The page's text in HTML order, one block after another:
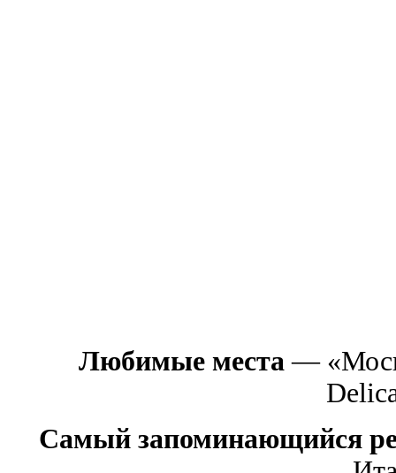
Любимые места—
Самый запоминающийся